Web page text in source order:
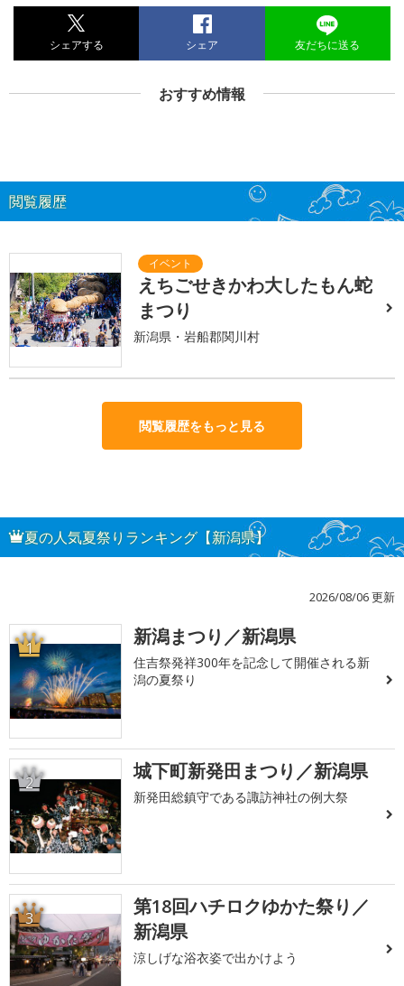
シェアする シェア 友だちに送る
おすすめ情報
閲覧履歴
えちごせきかわ大したもん蛇
まつり
新潟県・岩船郡関川村
閲覧履歴をもっと見る
夏の人気夏祭りランキング【新潟県】
2026/08/06 更新
1 新潟まつり／新潟県
住吉祭発祥300年を記念して開催される新
潟の夏祭り
2 城下町新発田まつり／新潟県
新発田総鎮守である諏訪神社の例大祭
3
第18回ハチロクゆかた祭り／
新潟県
涼しげな浴衣姿で出かけよう